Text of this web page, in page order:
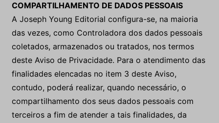
COMPARTILHAMENTO DE DADOS PESSOAIS
A Joseph Young Editorial configura-se, na maioria
das vezes, como Controladora dos dados pessoais
coletados, armazenados ou tratados, nos termos
deste Aviso de Privacidade. Para o atendimento das
finalidades elencadas no item 3 deste Aviso,
contudo, poderá realizar, quando necessário, o
compartilhamento dos seus dados pessoais com
terceiros a fim de atender a tais finalidades, da